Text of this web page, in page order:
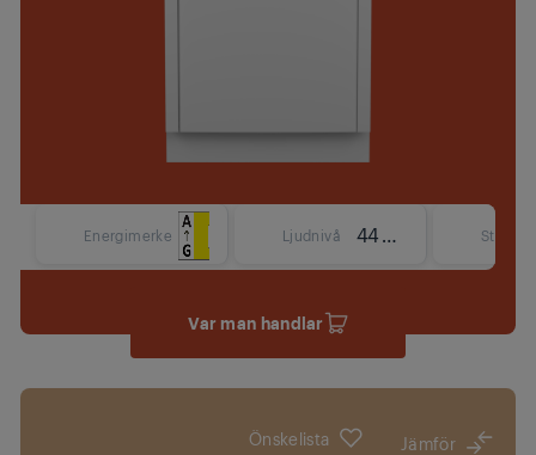
Energimerke Ljudnivå 44 dBA Storlek
Var man handlar
Önskelista Jämför